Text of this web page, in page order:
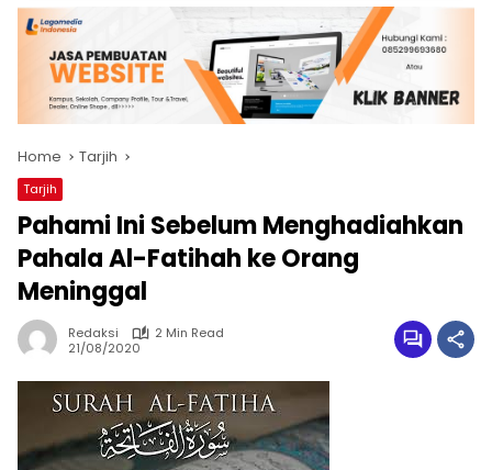
Home Tarjih
Tarjih
Pahami Ini Sebelum Menghadiahkan
Pahala Al-Fatihah ke Orang
Meninggal
Redaksi
2 Min Read
21/08/2020